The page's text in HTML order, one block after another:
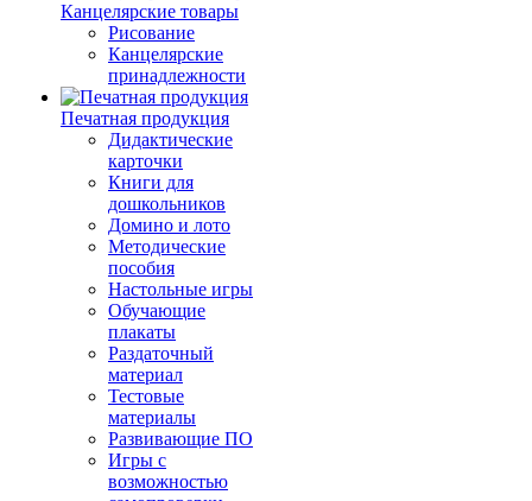
Канцелярские товары
Рисование
Канцелярские
принадлежности
Печатная продукция
Дидактические
карточки
Книги для
дошкольников
Домино и лото
Методические
пособия
Настольные игры
Обучающие
плакаты
Раздаточный
материал
Тестовые
материалы
Развивающие ПО
Игры с
возможностью